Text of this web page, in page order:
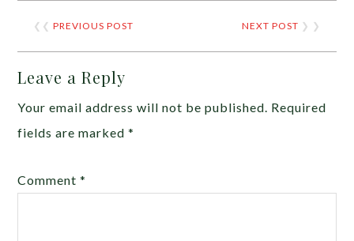
❮❮PREVIOUS POST NEXT POST ❯ ❯
Leave a Reply
Your email address will not be published. Required
fields are marked*
Comment*